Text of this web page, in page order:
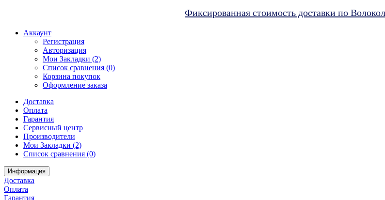
Фиксированная стоимость доставки по
Аккаунт
Регистрация
Авторизация
Мои Закладки (2)
Список сравнения (0)
Корзина покупок
Оформление заказа
Доставка
Оплата
Гарантия
Сервисный центр
Производители
Мои Закладки (2)
Список сравнения (0)
Информация
Доставка
Оплата
Гарантия